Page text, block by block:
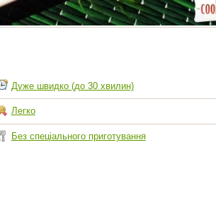
Дуже швидко (до 30 хвилин)
Легко
Без спеціального приготування